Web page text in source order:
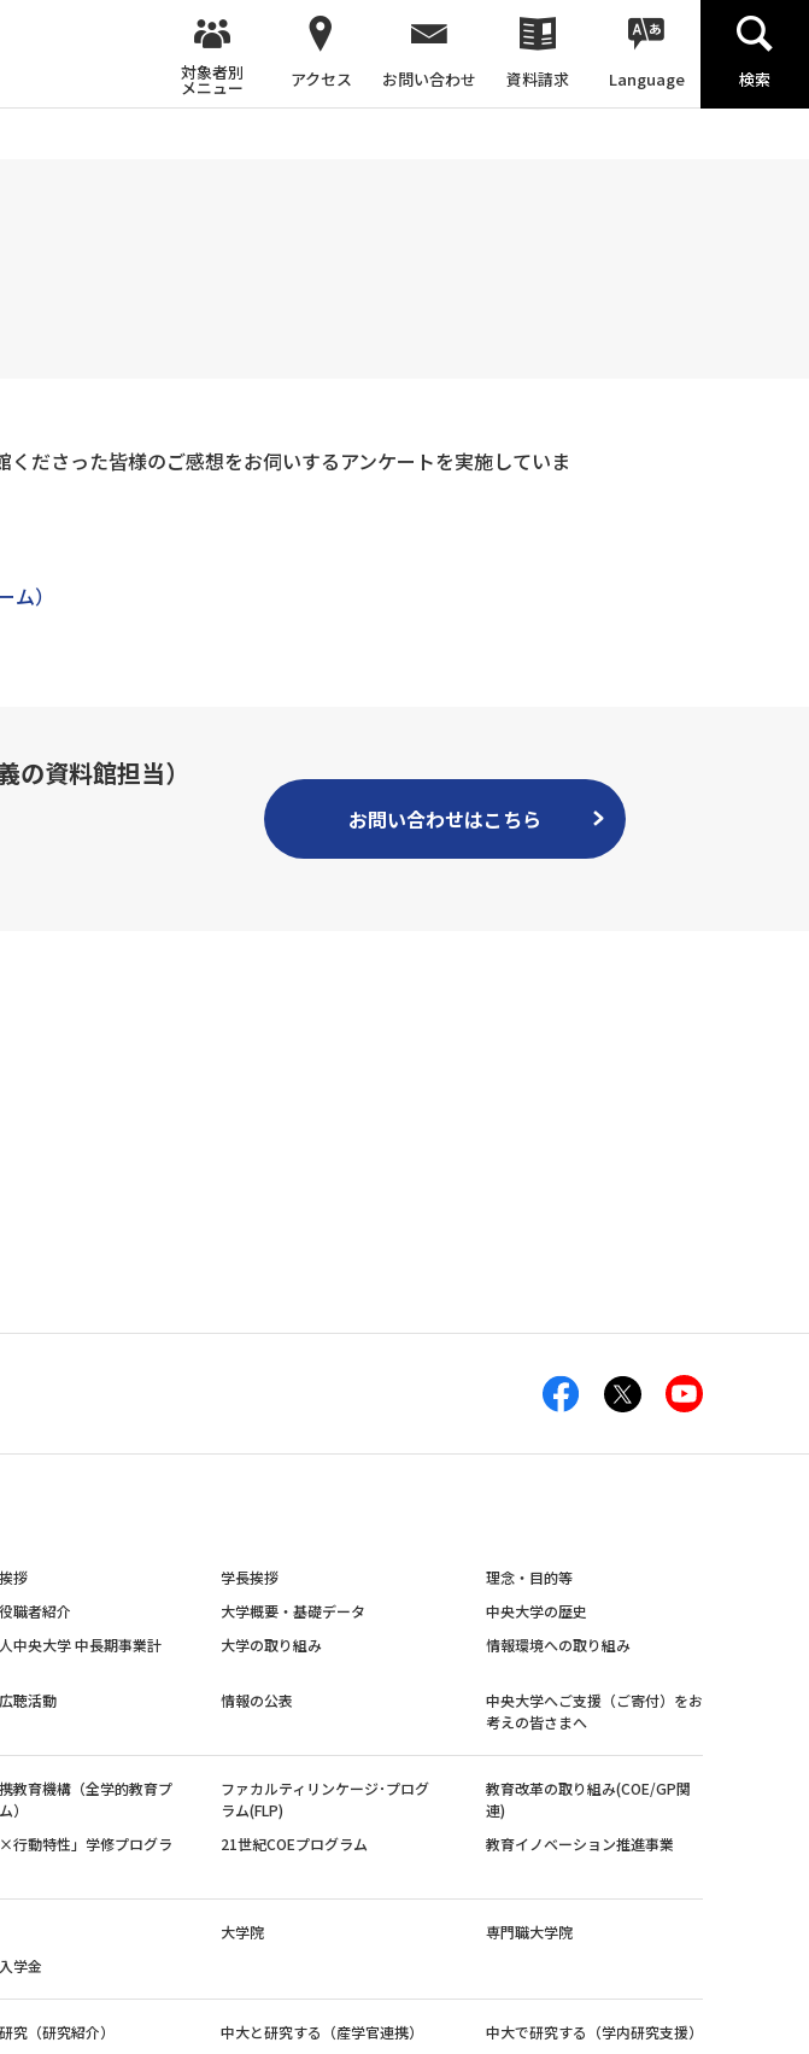
対象者別
メニュー アクセス お問い合わせ 資料請求 Language 検索
ださった皆様のご感想をお伺いするアンケートを実施していま
）
の資料館担当）
お問い合わせはこちら
拶 学長挨拶
理念・目的等
職者紹介
大学概要・基礎データ
中央大学の歴史
中央大学 中長期事業計
大学の取り組み 情報環境への取り組み
聴活動 情報の公表
中央大学へご支援（ご寄付）をお
考えの皆さまへ
教育機構（全学的教育プ
）
ファカルティリンケージ･プログ
ラム(FLP)
教育改革の取り組み(COE/GP関
連)
×行動特性」学修プログラ
21世紀COEプログラム 教育イノベーション推進事業
大学院
専門職大学院
学金
究（研究紹介） 中大と研究する（産学官連携）
中大で研究する（学内研究支援）